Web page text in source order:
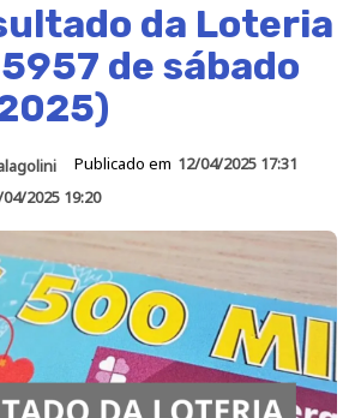
da Loteria
de sábado
Publicado em 12/04/2025 17:31
2025 19:20